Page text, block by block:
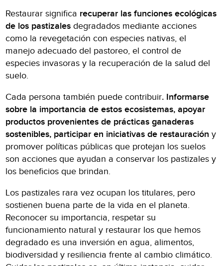
Restaurar significa recuperar las funciones ecológicas
de los pastizales degradados mediante acciones
como la revegetación con especies nativas, el
manejo adecuado del pastoreo, el control de
especies invasoras y la recuperación de la salud del
suelo.
Cada persona también puede contribuir. Informarse
sobre la importancia de estos ecosistemas, apoyar
productos provenientes de prácticas ganaderas
sostenibles, participar en iniciativas de restauracióny
promover políticas públicas que protejan los suelos
son acciones que ayudan a conservar los pastizales y
los beneficios que brindan.
Los pastizales rara vez ocupan los titulares, pero
sostienen buena parte de la vida en el planeta.
Reconocer su importancia, respetar su
funcionamiento natural y restaurar los que hemos
degradado es una inversión en agua, alimentos,
biodiversidad y resiliencia frente al cambio climático.